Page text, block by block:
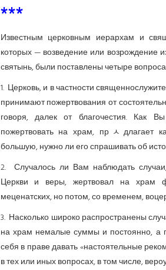
***
Известным церковным иерархам и
которых — возведение или возрождение
святынь, были поставлены четыре
1. Церковь, и в частности
принимают пожертвования от
говоря, далек от благочестия. Как
пожертвовать на храм, прﾵдлагает
большую, нужно ли его спрашивать об
2. Случалось ли Вам наблюдать
Церкви и веры, жертвовал на храм
меценатских, но потом, со временем,
3. Насколько широко распространены
на храм немалые суммы и постоянно, а
себя в праве давать «настоятельные
в тех или иных вопросах, в том числе,